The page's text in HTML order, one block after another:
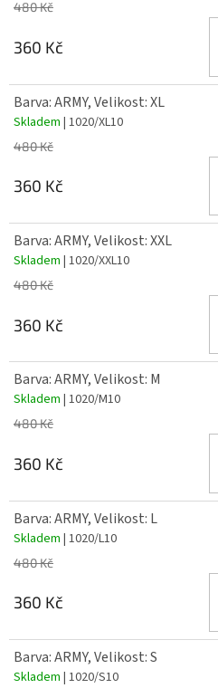
480 Kč
360 Kč
Barva: ARMY, Velikost: XL
Skladem | 1020/XL10
480 Kč
360 Kč
Barva: ARMY, Velikost: XXL
Skladem | 1020/XXL10
480 Kč
360 Kč
Barva: ARMY, Velikost: M
Skladem | 1020/M10
480 Kč
360 Kč
Barva: ARMY, Velikost: L
Skladem | 1020/L10
480 Kč
360 Kč
Barva: ARMY, Velikost: S
Skladem | 1020/S10